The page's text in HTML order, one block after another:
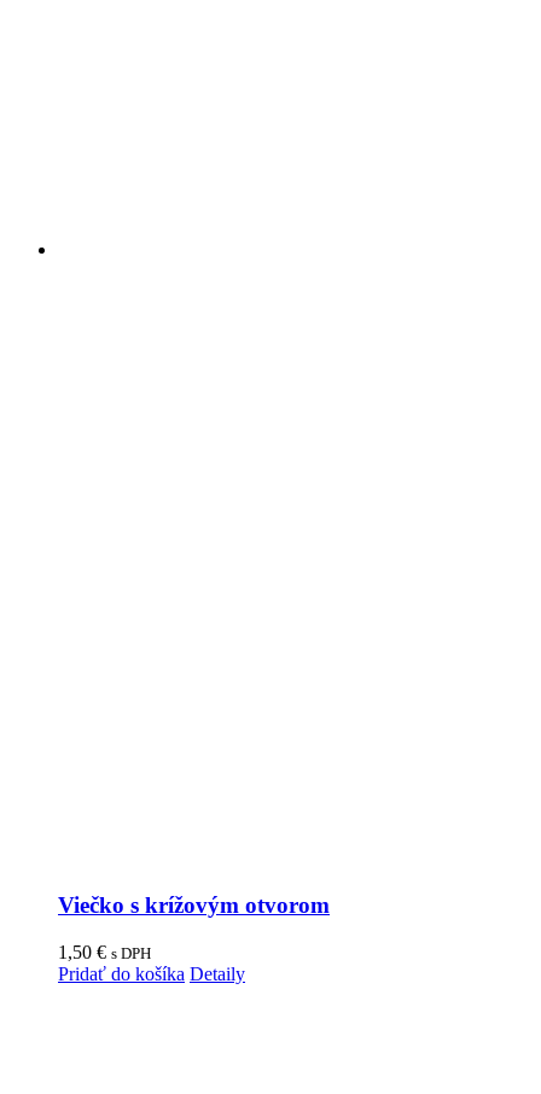
Viečko s krížovým otvorom
1,50 € s DPH
Pridať do košíka Detaily